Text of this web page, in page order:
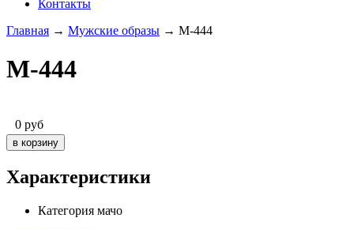
Контакты
Главная → Мужские образы → M-444
M-444
0 руб
Характеристики
Категория мачо